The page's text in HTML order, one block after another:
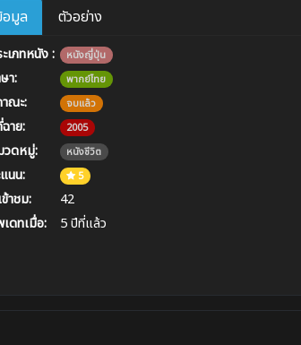
มูล ตัวอย่าง
เภทหนัง : หนังญี่ปุ่น
า: พากย์ไทย
ณะ: จบแล้ว
าย: 2005
วดหมู่: หนังชีวิต
นน: 5
าชม:
42
ดทเมื่อ:
5 ปีที่แล้ว